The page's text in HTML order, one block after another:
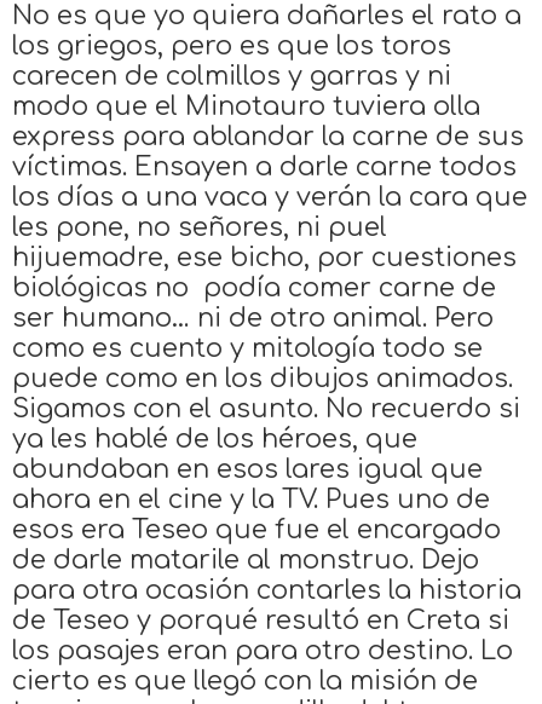
No es que yo quiera dañarles el rato a
los griegos, pero es que los toros
carecen de colmillos y garras y ni
modo que el Minotauro tuviera olla
express para ablandar la carne de sus
víctimas. Ensayen a darle carne todos
los días a una vaca y verán la cara que
les pone, no señores, ni puel
hijuemadre, ese bicho, por cuestiones
biológicas no podía comer carne de
ser humano… ni de otro animal. Pero
como es cuento y mitología todo se
puede como en los dibujos animados.
Sigamos con el asunto. No recuerdo si
ya les hablé de los héroes, que
abundaban en esos lares igual que
ahora en el cine y la TV. Pues uno de
esos era Teseo que fue el encargado
de darle matarile al monstruo. Dejo
para otra ocasión contarles la historia
de Teseo y porqué resultó en Creta si
los pasajes eran para otro destino. Lo
cierto es que llegó con la misión de